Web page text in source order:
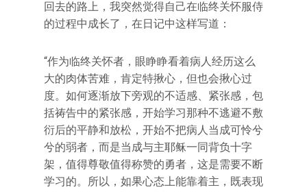
回去的路上，我突然觉得自己在临终关怀服侍
的过程中成长了，在日记中这样写道：
“作为临终关怀者，眼睁睁看着病人经历这么
大的肉体苦难，肯定特揪心，但也会揪心过
度。如何逐渐放下旁观的不适感、紧张感，包
括祷告中的紧张感，开始学习那种不逃避不敷
衍后的平静和放松，开始不把病人当成可怜兮
兮的弱者，而是当成与主耶稣一同背负十字
架，值得尊敬值得称赞的勇者，这是需要不断
学习的。所以，如果心态上能靠着主，既表现